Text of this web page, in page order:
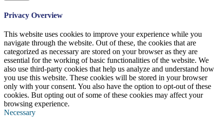
Privacy Overview
This website uses cookies to improve your experience while you
navigate through the website. Out of these, the cookies that are
categorized as necessary are stored on your browser as they are
essential for the working of basic functionalities of the website. We
also use third-party cookies that help us analyze and understand how
you use this website. These cookies will be stored in your browser
only with your consent. You also have the option to opt-out of these
cookies. But opting out of some of these cookies may affect your
browsing experience.
Necessary